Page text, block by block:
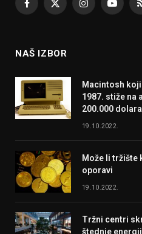
Facebook
X
Instagram
NAŠ IZBOR
Macintosh
1987. stiže na
200.000 dolara
19.10.2022.
Može li tržište
oporavi
19.10.2022.
Tržni centri
štednje